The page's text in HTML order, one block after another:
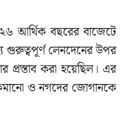
আর্থিক বছরের বাজেটে
গুরুত্বপূর্ণ লেনদেনের উপর
প্রস্তাব করা হয়েছিল। এর
ও নগদের জোগানকে